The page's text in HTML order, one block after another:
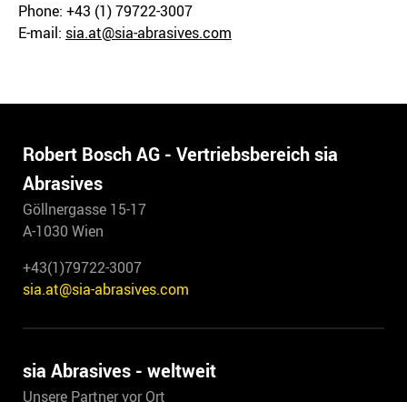
Phone: +43 (1) 79722-3007
E-mail: sia.at@sia-abrasives.com
Robert Bosch AG - Vertriebsbereich sia
Abrasives
Göllnergasse 15-17
A-1030 Wien
+43(1)79722-3007
sia.at@sia-abrasives.com
sia Abrasives - weltweit
Unsere Partner vor Ort